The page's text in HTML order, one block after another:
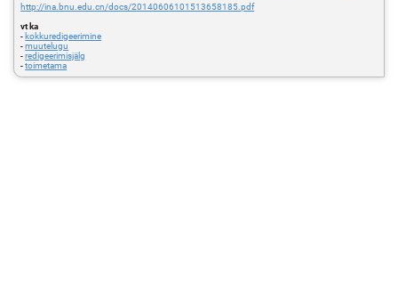
http://ina.bnu.edu.cn/docs/20140606101513658185.pdf
vt ka
- kokkuredigeerimine
-muutelugu
-redigeerimisjälg
-toimetama